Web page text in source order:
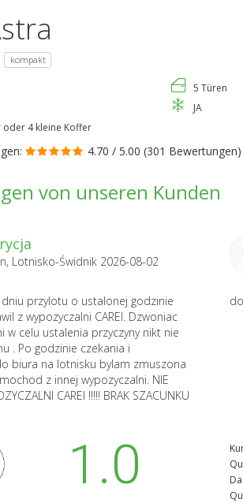
kompakt
5 Türen
JA
4 kleine Koffer
4.70 / 5.00 (301 Bewertungen)
von unseren Kunden
Lotnisko-Świdnik 2026-08-02
przylotu o ustalonej godzinie
z wypozyczalni CAREI. Dzwoniac
w celu ustalenia przyczyny nikt nie
. Po godzinie czekania i
biura na lotnisku bylam zmuszona
z innej wypozyczalni. NIE
CAREI !!!!! BRAK SZACUNKU
1.0